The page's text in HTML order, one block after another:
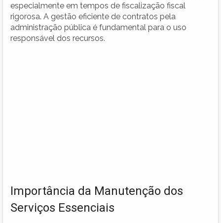
especialmente em tempos de fiscalização fiscal
rigorosa. A gestão eficiente de contratos pela
administração pública é fundamental para o uso
responsável dos recursos.
Importância da Manutenção dos
Serviços Essenciais